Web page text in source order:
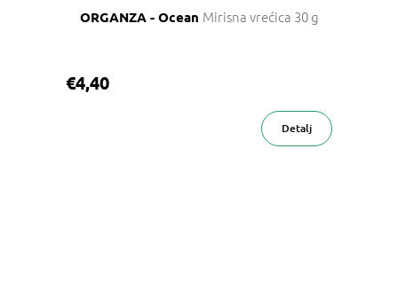
ORGANZA - Ocean Mirisna vrećica 30 g
€4,40
Detalj